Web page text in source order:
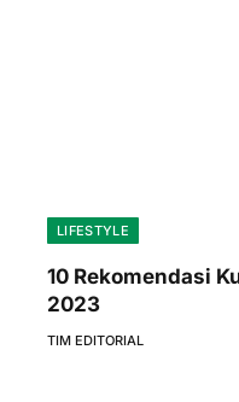
LIFESTYLE
10 Rekomendasi
2023
TIM EDITORIAL